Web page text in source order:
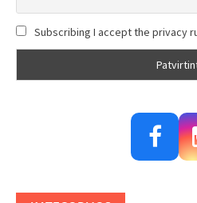
Subscribing I accept the privacy